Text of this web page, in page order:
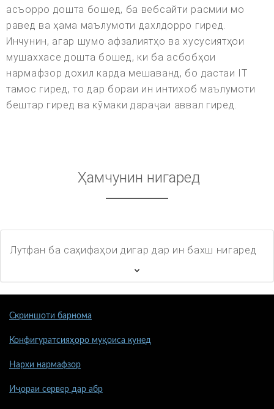
асъорро дошта бошед, ба вебсайти расмии мо
равед ва ҳама маълумоти дахлдорро гиред.
Инчунин, агар шумо афзалиятҳо ва хусусиятҳои
мушаххасе дошта бошед, ки ба асбобҳои
нармафзор дохил карда мешаванд, бо дастаи IT
тамос гиред, то дар бораи ин интихоб маълумоти
бештар гиред ва кӯмаки дараҷаи аввал гиред.
Ҳамчунин нигаред
Лутфан ба саҳифаҳои дигар дар ин бахш нигаред
Скриншоти барнома
Конфигуратсияҳоро муқоиса кунед
Нархи нармафзор
Иҷораи сервер дар абр